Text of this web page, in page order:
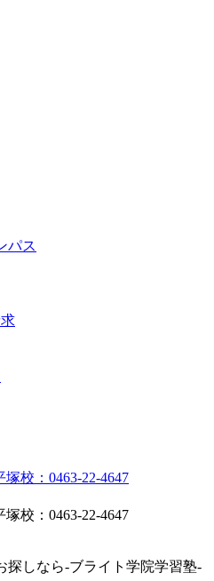
パス
探しなら-ブライト学院学習塾-